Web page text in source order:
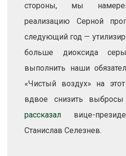
стороны, мы
реализацию Серной
следующий год —
больше диоксида
выполнить наши
«Чистый воздух» на
вдвое снизить
рассказал вице-
Станислав Селезнев.